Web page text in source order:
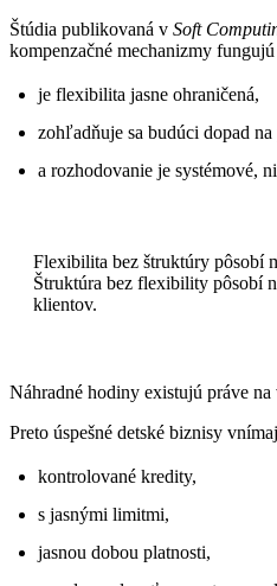
Štúdia publikovaná v Soft
kompenzačné mechanizmy
je flexibilita jasne ohraničená,
zohľadňuje sa budúci dopad na
a rozhodovanie je systémové,
Flexibilita bez štruktúry pôsobí
Štruktúra bez flexibility pôsobí
klientov.
Náhradné hodiny existujú práve
Preto úspešné detské biznisy
kontrolované kredity,
s jasnými limitmi,
jasnou dobou platnosti,